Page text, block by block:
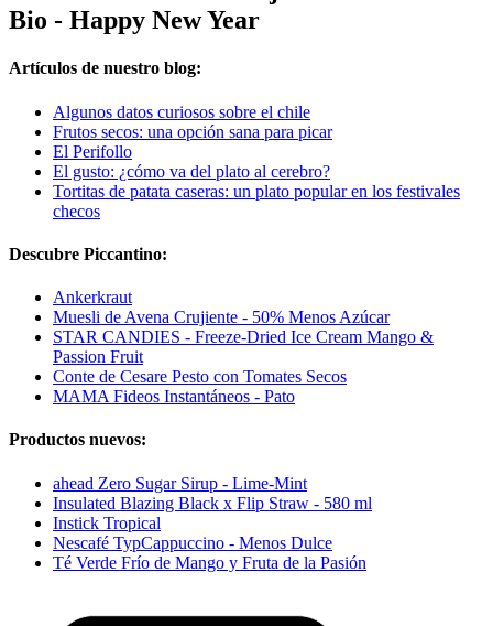
Bio - Happy New Year
Artículos de nuestro blog:
Algunos datos curiosos sobre el chile
Frutos secos: una opción sana para picar
El Perifollo
El gusto: ¿cómo va del plato al cerebro?
Tortitas de patata caseras: un plato popular en los festivales
checos
Descubre Piccantino:
Ankerkraut
Muesli de Avena Crujiente - 50% Menos Azúcar
STAR CANDIES - Freeze-Dried Ice Cream Mango &
Passion Fruit
Conte de Cesare Pesto con Tomates Secos
MAMA Fideos Instantáneos - Pato
Productos nuevos:
ahead Zero Sugar Sirup - Lime-Mint
Insulated Blazing Black x Flip Straw - 580 ml
Instick Tropical
Nescafé TypCappuccino - Menos Dulce
Té Verde Frío de Mango y Fruta de la Pasión